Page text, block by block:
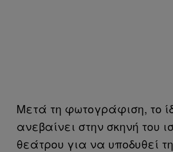
Μετά τη φωτογράφιση, το
ανεβαίνει στην σκηνή του
θεάτρου για να υποδυθεί